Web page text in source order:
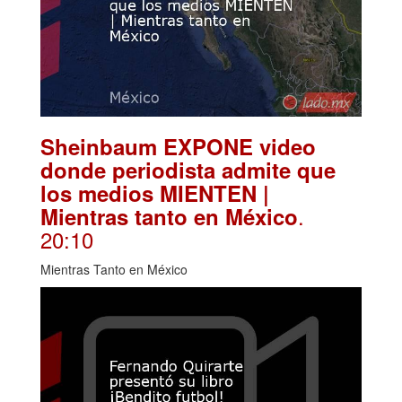
Sheinbaum EXPONE video
donde periodista admite que
los medios MIENTEN |
Mientras tanto en México.
20:10
Mientras Tanto en México